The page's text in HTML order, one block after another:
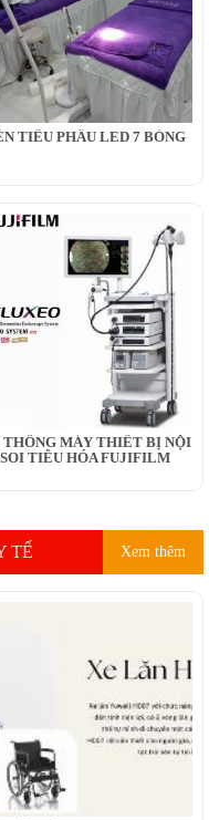
TIỂU PHẪU LED 7 BÓNG
THỐNG MÁY THIẾT BỊ NỘI
SOI TIÊU HÓA FUJIFILM
TẾ Xem thêm